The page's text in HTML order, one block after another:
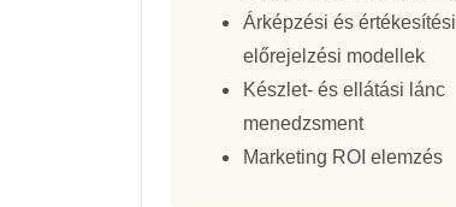
Árképzési és értékesítési
előrejelzési modellek
Készlet- és ellátási lánc
menedzsment
Marketing ROI elemzés